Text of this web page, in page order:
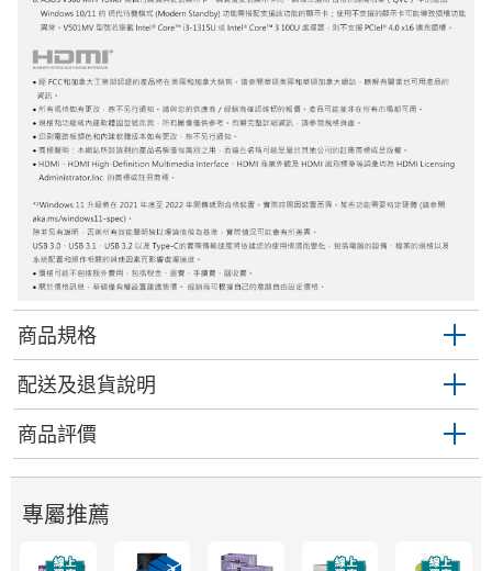
商品規格
配送及退貨說明
商品評價
專屬推薦